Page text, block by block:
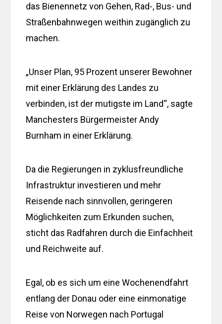
das Bienennetz von Gehen, Rad-, Bus- und
Straßenbahnwegen weithin zugänglich zu
machen.
„Unser Plan, 95 Prozent unserer Bewohner
mit einer Erklärung des Landes zu
verbinden, ist der mutigste im Land“, sagte
Manchesters Bürgermeister Andy
Burnham in einer Erklärung.
Da die Regierungen in zyklusfreundliche
Infrastruktur investieren und mehr
Reisende nach sinnvollen, geringeren
Möglichkeiten zum Erkunden suchen,
sticht das Radfahren durch die Einfachheit
und Reichweite auf.
Egal, ob es sich um eine Wochenendfahrt
entlang der Donau oder eine einmonatige
Reise von Norwegen nach Portugal